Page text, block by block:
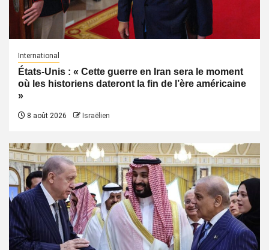
International
États-Unis : « Cette guerre en Iran sera le moment
où les historiens dateront la fin de l’ère américaine
»
8 août 2026 Israëlien